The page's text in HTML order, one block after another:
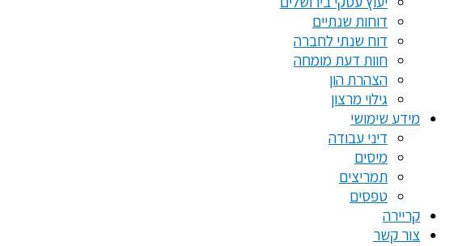
דוחות שנתיים
דוח שנתי לחברה
חוות דעת מומחה
הצהרת הון
גילוי מרצון
מידע שימושי
דיני עבודה
מיסים
תמריצים
טפסים
קריירה
צור קשר